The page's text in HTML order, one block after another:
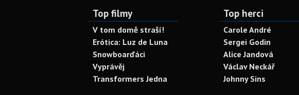
Top filmy
V tom domě straší!
Erótica: Luz de Luna
Snowboarďáci
Vyprávěj
Transformers Jedna
Top herci
Carole André
Sergei Godin
Alice Jandová
Václav Neckář
Johnny Sins